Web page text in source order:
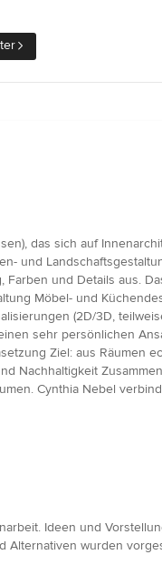
das sich auf
und
und Details aus.
Möbel- und
(2D/3D,
sehr persönlichen
Ziel: aus Räumen
Nachhaltigkeit
Cynthia Nebel
Ideen und
Alternativen wurden